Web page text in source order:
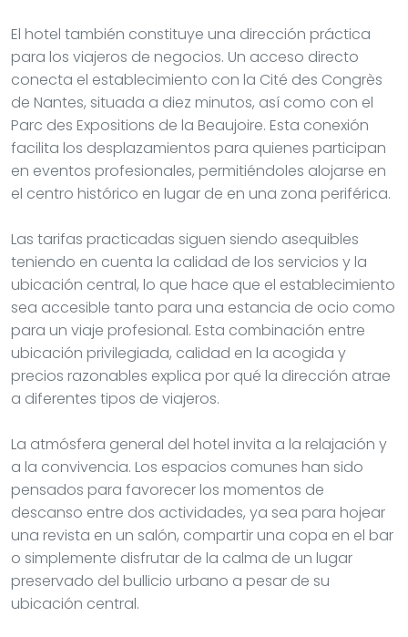
El hotel también constituye una dirección práctica
para los viajeros de negocios. Un acceso directo
conecta el establecimiento con la Cité des Congrès
de Nantes, situada a diez minutos, así como con el
Parc des Expositions de la Beaujoire. Esta conexión
facilita los desplazamientos para quienes participan
en eventos profesionales, permitiéndoles alojarse en
el centro histórico en lugar de en una zona periférica.
Las tarifas practicadas siguen siendo asequibles
teniendo en cuenta la calidad de los servicios y la
ubicación central, lo que hace que el establecimiento
sea accesible tanto para una estancia de ocio como
para un viaje profesional. Esta combinación entre
ubicación privilegiada, calidad en la acogida y
precios razonables explica por qué la dirección atrae
a diferentes tipos de viajeros.
La atmósfera general del hotel invita a la relajación y
a la convivencia. Los espacios comunes han sido
pensados para favorecer los momentos de
descanso entre dos actividades, ya sea para hojear
una revista en un salón, compartir una copa en el bar
o simplemente disfrutar de la calma de un lugar
preservado del bullicio urbano a pesar de su
ubicación central.